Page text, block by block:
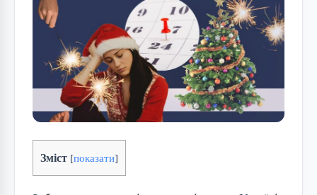
Зміст [показати]